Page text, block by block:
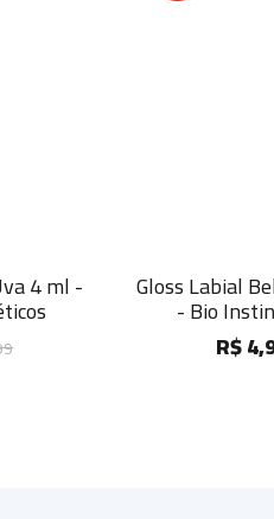
ml - Gloss Labial
- Bio
R$ 4,99